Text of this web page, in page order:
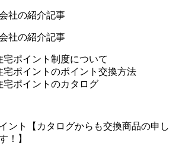
社の紹介記事
社の紹介記事
宅ポイント制度について
宅ポイントのポイント交換方法
宅ポイントのカタログ
ント【カタログからも交換商品の申し
！】